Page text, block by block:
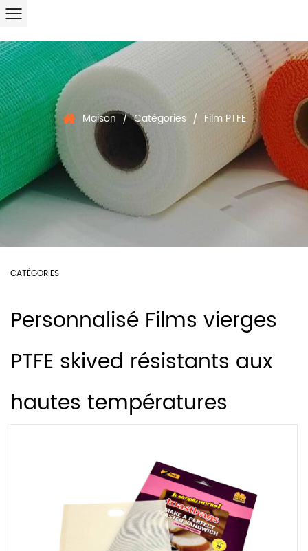
Maison / Catégories / Film PTFE
CATÉGORIES
Personnalisé Films vierges
PTFE skived résistants aux
hautes températures